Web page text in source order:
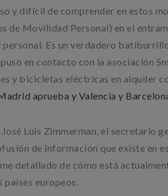
y difícil de comprender en estos
de Movilidad Personal) en el
Es un verdadero
puso en contacto con la asociación
y bicicletas eléctricas en alquiler
aprueba y Valencia y
Luis Zimmerman, el secretario
de información que existe en
detallado de cómo está
países europeos.